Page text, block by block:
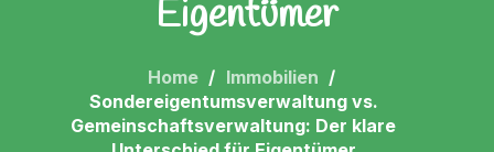
Eigentümer
Home
Immobilien
Sondereigentumsverwaltung vs.
Gemeinschaftsverwaltung: Der klare